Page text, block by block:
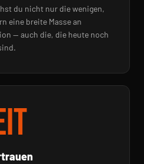
du nicht nur die wenigen,
eine breite Masse an
— auch die, die heute noch